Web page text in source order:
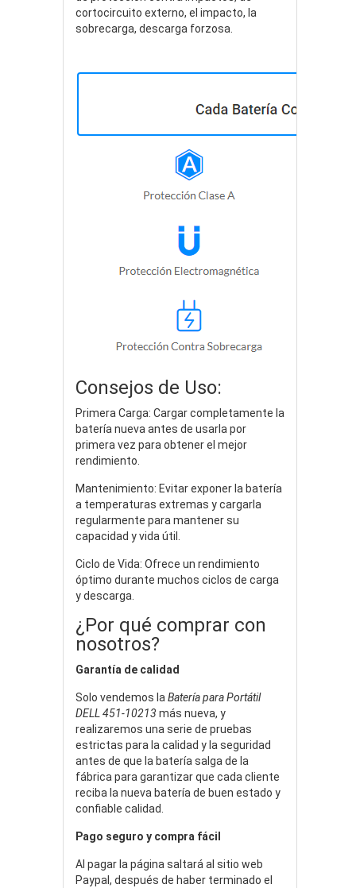
cortocircuito externo, el impacto, la
sobrecarga, descarga forzosa.
Consejos de Uso:
Primera Carga: Cargar completamente la
batería nueva antes de usarla por
primera vez para obtener el mejor
rendimiento.
Mantenimiento: Evitar exponer la batería
a temperaturas extremas y cargarla
regularmente para mantener su
capacidad y vida útil.
Ciclo de Vida: Ofrece un rendimiento
óptimo durante muchos ciclos de carga
y descarga.
¿Por qué comprar con
nosotros?
Garantía de calidad
Solo vendemos la Batería para Portátil
DELL 451-10213 más nueva, y
realizaremos una serie de pruebas
estrictas para la calidad y la seguridad
antes de que la batería salga de la
fábrica para garantizar que cada cliente
reciba la nueva batería de buen estado y
confiable calidad.
Pago seguro y compra fácil
Al pagar la página saltará al sitio web
Paypal, después de haber terminado el